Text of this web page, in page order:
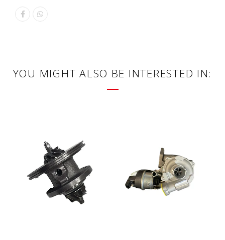
YOU MIGHT ALSO BE INTERESTED IN: